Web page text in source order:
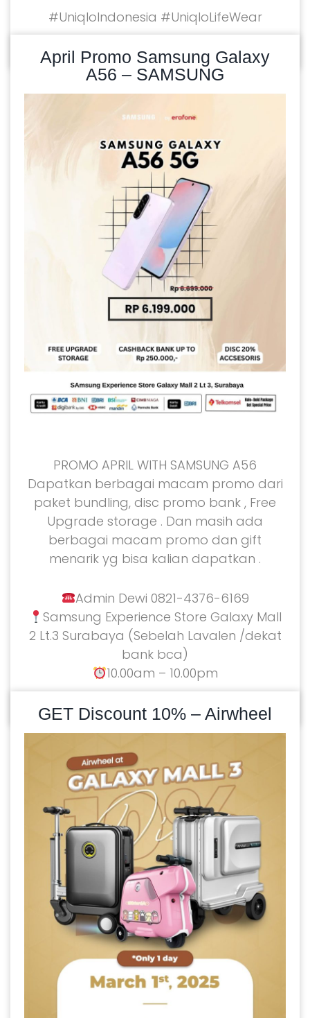
#UniqloIndonesia #UniqloLifeWear
April Promo Samsung Galaxy
A56 – SAMSUNG
PROMO APRIL WITH SAMSUNG A56
Dapatkan berbagai macam promo dari
paket bundling, disc promo bank , Free
Upgrade storage . Dan masih ada
berbagai macam promo dan gift
menarik yg bisa kalian dapatkan .
Admin Dewi 0821-4376-6169
Samsung Experience Store Galaxy Mall
2 Lt.3 Surabaya (Sebelah Lavalen /dekat
bank bca)
10.00am – 10.00pm
GET Discount 10% – Airwheel